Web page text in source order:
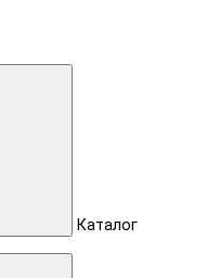
Каталог